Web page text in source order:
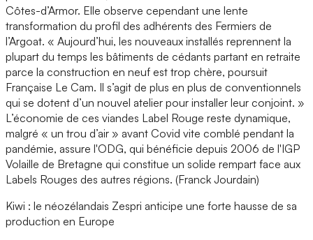
Côtes-d’Armor. Elle observe cependant une lente
transformation du profil des adhérents des Fermiers de
l’Argoat. « Aujourd’hui, les nouveaux installés reprennent la
plupart du temps les bâtiments de cédants partant en retraite
parce la construction en neuf est trop chère, poursuit
Française Le Cam. Il s’agit de plus en plus de conventionnels
qui se dotent d’un nouvel atelier pour installer leur conjoint. »
L’économie de ces viandes Label Rouge reste dynamique,
malgré « un trou d’air » avant Covid vite comblé pendant la
pandémie, assure l'ODG, qui bénéficie depuis 2006 de l'IGP
Volaille de Bretagne qui constitue un solide rempart face aux
Labels Rouges des autres régions. (Franck Jourdain)
Kiwi : le néozélandais Zespri anticipe une forte hausse de sa
production en Europe